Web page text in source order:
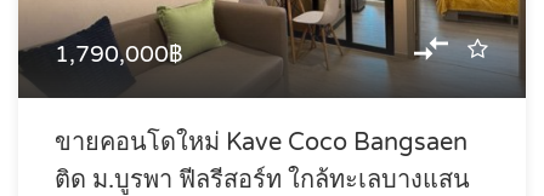
1,790,000฿
ขายคอนโดใหม่ Kave Coco Bangsaen
ติด ม.บูรพา ฟีลรีสอร์ท ใกล้ทะเลบางแสน